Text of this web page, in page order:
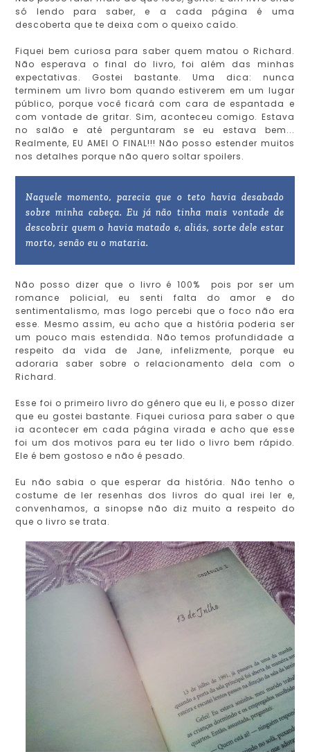
só lendo para saber, e a cada página é uma
descoberta que te deixa com o queixo caído.
Fiquei bem curiosa para saber quem matou o Richard.
Não esperava o final do livro, foi além das minhas
expectativas. Gostei bastante. Uma dica: nunca
terminem um livro bom quando estiverem em um lugar
público, porque você ficará com cara de espantada e
com vontade de gritar. Sim, aconteceu comigo. Estava
no salão e até perguntaram se eu estava bem...
Realmente, EU AMEI O FINAL!!! Não posso estender muitos
nos detalhes porque não quero soltar spoilers.
Naquele momento, parecia que o teto havia desabado
sobre minha cabeça. Eu já não tinha mais vontade de
descobrir quem o havia matado e, aliás, sorte dele estar
morto, senão eu o mataria.
Não posso dizer que o livro é 100% pois por ser um
romance policial, eu senti falta do amor e do
sentimentalismo, mas logo percebi que o foco não era
esse. Mesmo assim, eu acho que a história poderia ser
um pouco mais estendida. Não temos profundidade a
respeito da vida de Jane, infelizmente, porque eu
adoraria saber sobre o relacionamento dela com o
Richard.
Esse foi o primeiro livro do gênero que eu li, e posso dizer
que eu gostei bastante. Fiquei curiosa para saber o que
ia acontecer em cada página virada e acho que esse
foi um dos motivos para eu ter lido o livro bem rápido.
Ele é bem gostoso e não é pesado.
Eu não sabia o que esperar da história. Não tenho o
costume de ler resenhas dos livros do qual irei ler e,
convenhamos, a sinopse não diz muito a respeito do
que o livro se trata.